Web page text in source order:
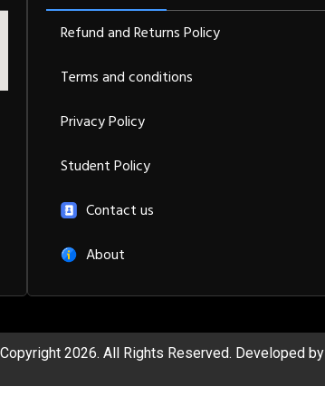
Refund and Returns Policy
Terms and conditions
Privacy Policy
Student Policy
Contact us
About
2026. All Rights Reserved. Developed by